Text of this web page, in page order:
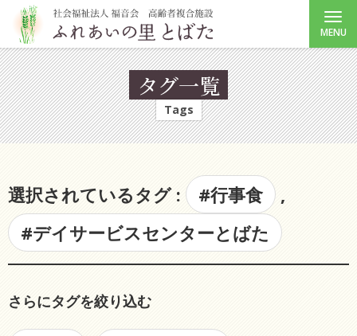
MENU
タグ一覧
Tags
選択されているタグ : #行事食
,
#デイサービスセンターとばた
さらにタグを絞り込む